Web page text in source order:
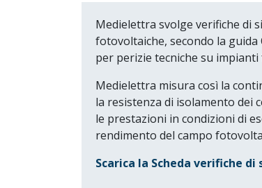
Medielettra svolge verifiche di
fotovoltaiche, secondo la guida
per perizie tecniche su
Medielettra misura così la
la resistenza di isolamento dei
le prestazioni in condizioni di
rendimento del campo
Scarica la Scheda verifiche